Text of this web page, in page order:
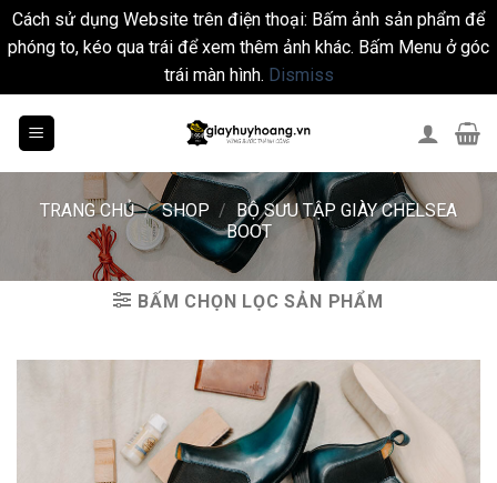
Cách sử dụng Website trên điện thoại: Bấm ảnh sản phẩm để
phóng to, kéo qua trái để xem thêm ảnh khác. Bấm Menu ở góc
trái màn hình. Dismiss
TRANG CHỦ / SHOP / BỘ SƯU TẬP GIÀY CHELSEA
BOOT
BẤM CHỌN LỌC SẢN PHẨM